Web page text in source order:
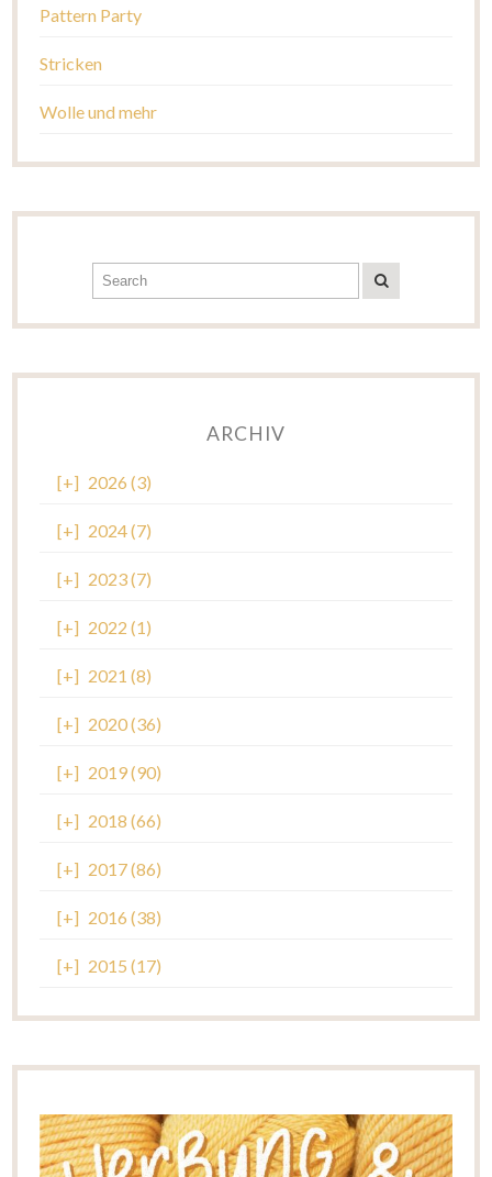
Pattern Party
Stricken
Wolle und mehr
ARCHIV
[+] 2026 (3)
[+] 2024 (7)
[+] 2023 (7)
[+] 2022 (1)
[+] 2021 (8)
[+] 2020 (36)
[+] 2019 (90)
[+] 2018 (66)
[+] 2017 (86)
[+] 2016 (38)
[+] 2015 (17)